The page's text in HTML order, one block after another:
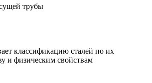
трубы
классификацию сталей по их
и физическим свойствам